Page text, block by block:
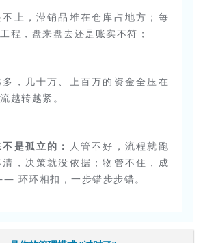
上，滞销品堆在仓库占地方；每
程，盘来盘去还是账实不符；
，几十万、上百万的资金全压在
越转越紧。
是孤立的： 人管不好，流程就跑
，决策就没依据；物管不住，成
环环相扣，一步错步步错。